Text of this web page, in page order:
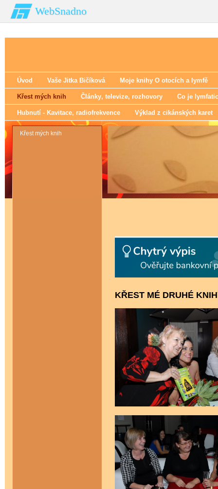
WebSnadno
Úvod Vaše Jitka Bičíková Moje knihy O otocích a lymfě
Křest mých knih Články‚ televize‚ rozhovory Co je
Hubnutí - Kavitace‚ radiofrekvence Výklad z cikánských karet
Křest mých knih
KŘEST MÉ DRUHÉ